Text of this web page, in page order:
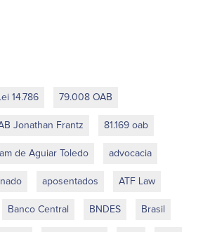
14.786 79.008 OAB
Jonathan Frantz 81.169 oab
de Aguiar Toledo advocacia
aposentados ATF Law
Banco Central BNDES Brasil